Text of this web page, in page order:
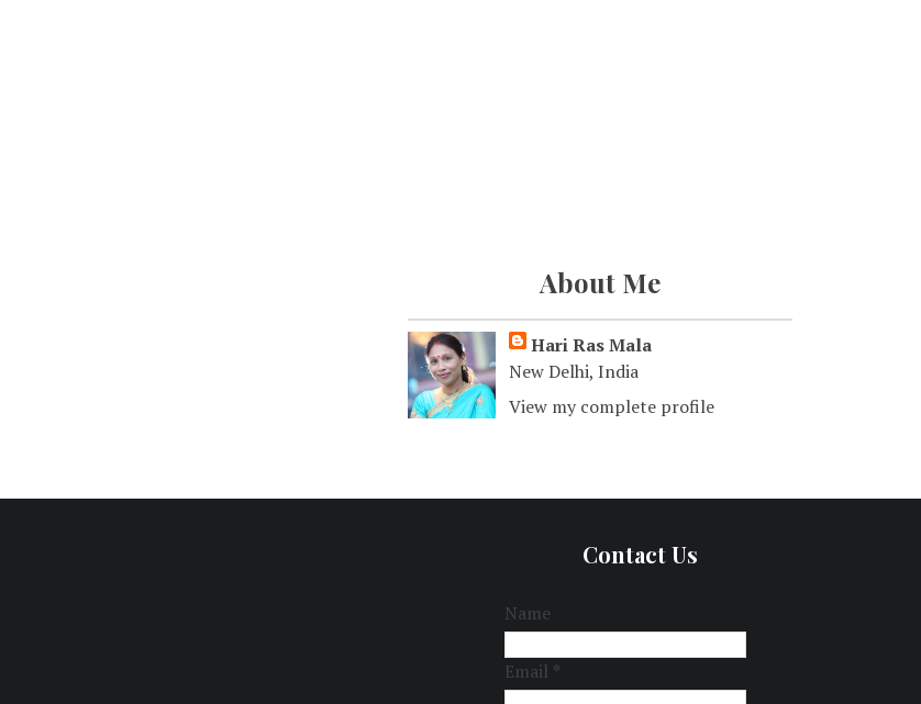
About Me
Hari Ras Mala
New Delhi, India
View my complete profile
Contact Us
Name
Email *